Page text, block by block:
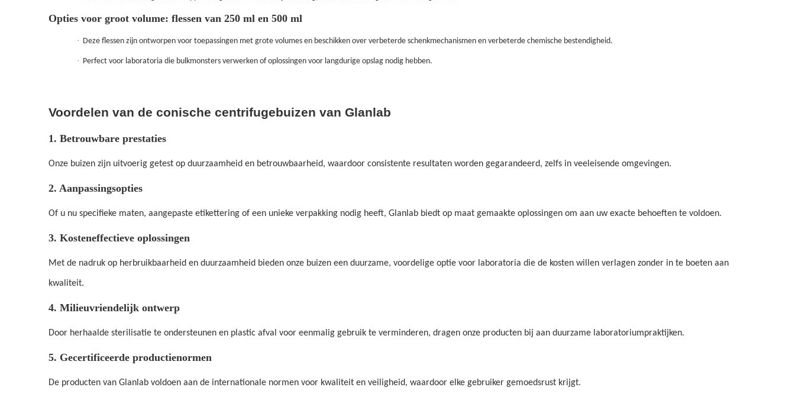
Opties voor groot volume: flessen van 250 ml en 500 ml
· Deze flessen zijn ontworpen voor toepassingen met grote volumes en beschikken over verbeterde schenkmechanismen en verbeterde chemische bestendigheid.
· Perfect voor laboratoria die bulkmonsters verwerken of oplossingen voor langdurige opslag nodig hebben.
Voordelen van de conische centrifugebuizen van Glanlab
1. Betrouwbare prestaties
Onze buizen zijn uitvoerig getest op duurzaamheid en betrouwbaarheid, waardoor consistente resultaten worden gegarandeerd, zelfs in veeleisende omgevingen.
2. Aanpassingsopties
Of u nu specifieke maten, aangepaste etikettering of een unieke verpakking nodig heeft, Glanlab biedt op maat gemaakte oplossingen om aan uw exacte behoeften te voldoen.
3. Kosteneffectieve oplossingen
Met de nadruk op herbruikbaarheid en duurzaamheid bieden onze buizen een duurzame, voordelige optie voor laboratoria die de kosten willen verlagen zonder in te boeten aan
kwaliteit.
4. Milieuvriendelijk ontwerp
Door herhaalde sterilisatie te ondersteunen en plastic afval voor eenmalig gebruik te verminderen, dragen onze producten bij aan duurzame laboratoriumpraktijken.
5. Gecertificeerde productienormen
De producten van Glanlab voldoen aan de internationale normen voor kwaliteit en veiligheid, waardoor elke gebruiker gemoedsrust krijgt.